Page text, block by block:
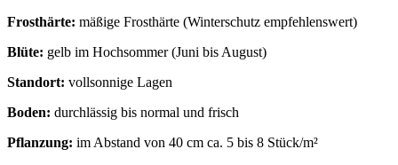
Frosthärte: mäßige Frosthärte (Winterschutz empfehlenswert)
Blüte: gelb im Hochsommer (Juni bis August)
Standort: vollsonnige Lagen
Boden: durchlässig bis normal und frisch
Pflanzung: im Abstand von 40 cm ca. 5 bis 8 Stück/m²